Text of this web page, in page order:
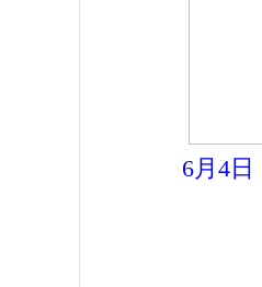
6月4日，